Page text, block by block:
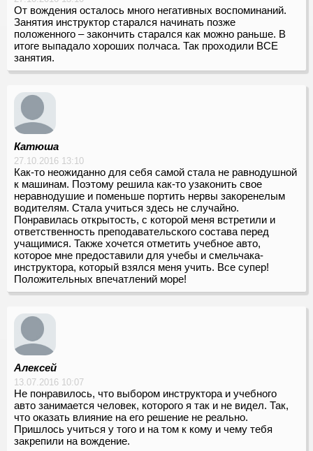
От вождения осталось много негативных воспоминаний.
Занятия инструктор старался начинать позже
положенного – закончить старался как можно раньше. В
итоге выпадало хороших полчаса. Так проходили ВСЕ
занятия.
Катюша
27.10.2016 13:10
Как-то неожиданно для себя самой стала не равнодушной
к машинам. Поэтому решила как-то узаконить свое
неравнодушие и поменьше портить нервы закоренелым
водителям. Стала учиться здесь не случайно.
Понравилась открытость, с которой меня встретили и
ответственность преподавательского состава перед
учащимися. Также хочется отметить учебное авто,
которое мне предоставили для учебы и смельчака-
инструктора, который взялся меня учить. Все супер!
Положительных впечатлений море!
Алексей
13.07.2016 10:07
Не понравилось, что выбором инструктора и учебного
авто занимается человек, которого я так и не видел. Так,
что оказать влияние на его решение не реально.
Пришлось учиться у того и на том к кому и чему тебя
закрепили на вождение.